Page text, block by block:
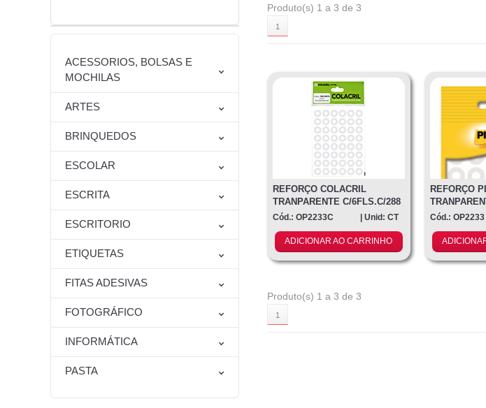
Produto(s) 1 a 3 de 3
1
REFORÇO COLACRIL
TRANPARENTE C/6FLS.C/288
6001REFO
Cód.: OP2233C | Unid: CT
ADICIONAR AO CARRINHO
REFORÇO
Cód.: OP2233
Produto(s) 1 a 3 de 3
1
ACESSORIOS, BOLSAS E
MOCHILAS
ARTES
BRINQUEDOS
ESCOLAR
ESCRITA
ESCRITORIO
ETIQUETAS
FITAS ADESIVAS
FOTOGRÁFICO
INFORMÁTICA
PASTA